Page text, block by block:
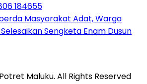
Masyarakat Adat, Warga
Sengketa Enam Dusun
Maluku. All Rights Reserved